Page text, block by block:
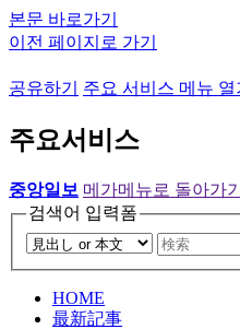
본문 바로가기
이전 페이지로 가기
공유하기 주요 서비스 메뉴 열
주요서비스
중앙일보 메가메뉴로 돌아가기
검색어 입력폼
HOME
最新記事